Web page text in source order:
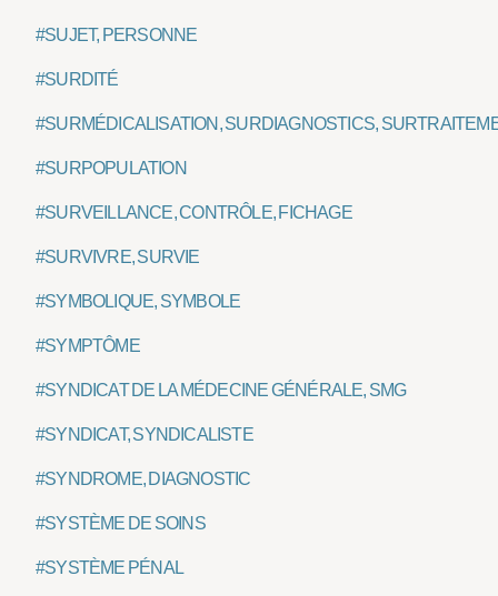
#SUJET, PERSONNE
#SURDITÉ
#SURMÉDICALISATION, SURDIAGNOSTICS,
#SURPOPULATION
#SURVEILLANCE, CONTRÔLE, FICHAGE
#SURVIVRE, SURVIE
#SYMBOLIQUE, SYMBOLE
#SYMPTÔME
#SYNDICAT DE LA MÉDECINE GÉNÉRALE, SMG
#SYNDICAT, SYNDICALISTE
#SYNDROME, DIAGNOSTIC
#SYSTÈME DE SOINS
#SYSTÈME PÉNAL